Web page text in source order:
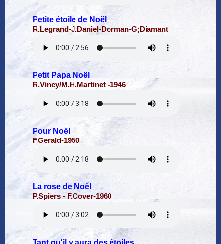
Petite étoile de Noël
R.Legrand-J.Daniel-Dorman-G;Diamant
Petit Papa Noël
R.Vincy/M.H.Martinet -1946
Pour Noël
F.Gerald-1950
La rose de Noël
P.Spiers - F.Cover-1960